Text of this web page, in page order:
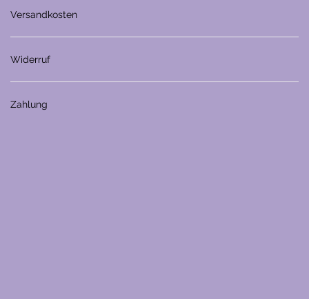
Versandkosten
Widerruf
Zahlung